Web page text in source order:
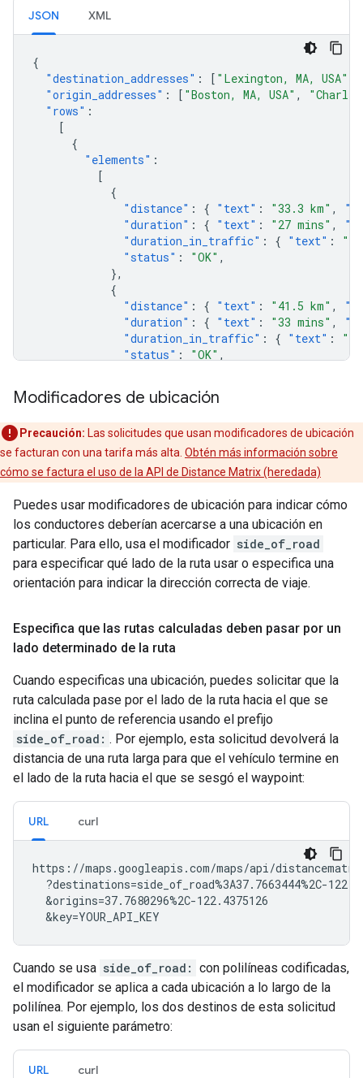
JSON XML
{
"destination_addresses" : [ "Lexington, MA, USA"
"origin_addresses" : [ "Boston, MA, USA" ,
"rows" :
[
{
"elements" :
[
{
"distance" : { "text" : "33.3 km" ,
"duration" : { "text" : "27 mins" ,
"duration_in_traffic" : { "text" :
"status" : "OK" ,
},
{
"distance" : { "text" : "41.5 km" ,
"duration" : { "text" : "33 mins" ,
"duration_in_traffic" : { "text" :
"status" : "OK" ,
},
{
"elements":
[
{
"distance": { "text": "31.1 km",
"duration" : { "text": "26 mins",
"duration_in_traffic" : "text"
"status": "OK" ,
},
{
"distance": { "text": "39.3 km"
"status": "OK",
},
},
],
"status"
: "OK"
}
Modificadores de ubicación
Precaución: Las solicitudes que usan modificadores de ubicación
se facturan con una tarifa más alta. Obtén más información sobre
cómo se factura el uso de la API de Distance Matrix (heredada)
Puedes usar modificadores de ubicación para indicar cómo
los conductores deberían acercarse a una ubicación en
particular. Para ello, usa el modificador side_of_road
para especificar qué lado de la ruta usar o especifica una
orientación para indicar la dirección correcta de viaje.
Especifica que las rutas calculadas deben pasar por un
lado determinado de la ruta
Cuando especificas una ubicación, puedes solicitar que la
ruta calculada pase por el lado de la ruta hacia el que se
inclina el punto de referencia usando el prefijo
side_of_road: . Por ejemplo, esta solicitud devolverá la
distancia de una ruta larga para que el vehículo termine en
el lado de la ruta hacia el que se sesgó el waypoint:
URL curl
https://maps.googleapis.com/maps/api/
?destinations=side_of_road%3A37.7663444%2C-
  &origins=37.7680296%2C-122.4375126
  &key=YOUR_API_KEY
Cuando se usa side_of_road: con polilíneas codificadas,
el modificador se aplica a cada ubicación a lo largo de la
polilínea. Por ejemplo, los dos destinos de esta solicitud
usan el siguiente parámetro:
URL curl